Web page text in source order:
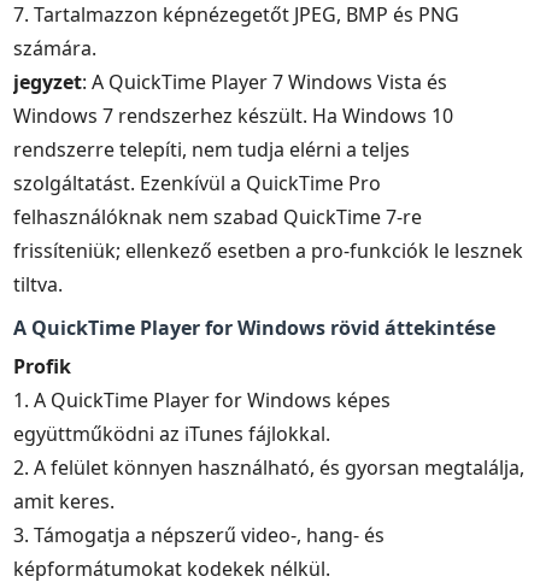
7. Tartalmazzon képnézegetőt JPEG, BMP és PNG
számára.
jegyzet: A QuickTime Player 7 Windows Vista és
Windows 7 rendszerhez készült. Ha Windows 10
rendszerre telepíti, nem tudja elérni a teljes
szolgáltatást. Ezenkívül a QuickTime Pro
felhasználóknak nem szabad QuickTime 7-re
frissíteniük; ellenkező esetben a pro-funkciók le lesznek
tiltva.
A QuickTime Player for Windows rövid áttekintése
Profik
1. A QuickTime Player for Windows képes
együttműködni az iTunes fájlokkal.
2. A felület könnyen használható, és gyorsan megtalálja,
amit keres.
3. Támogatja a népszerű video-, hang- és
képformátumokat kodekek nélkül.